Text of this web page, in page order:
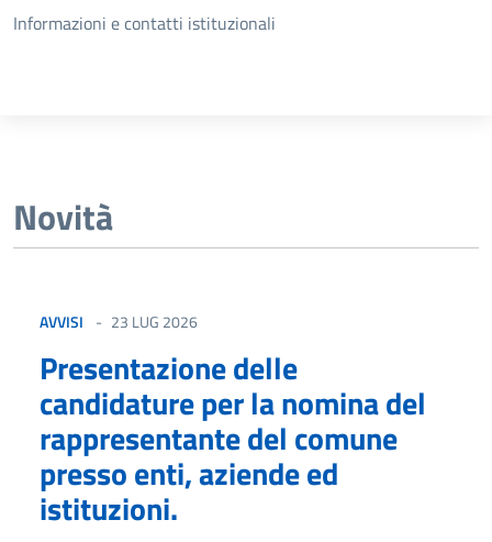
Dettagli della notizia
Informazioni e contatti istituzionali
Novità
AVVISI 23 LUG 2026
Presentazione delle
candidature per la nomina del
rappresentante del comune
presso enti, aziende ed
istituzioni.